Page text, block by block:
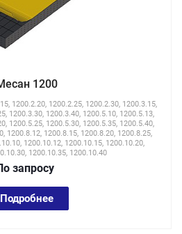
1200
1200.2.20, 1200.2.25, 1200.2.30, 1200.3.15,
1200.3.30, 1200.3.40, 1200.5.10, 1200.5.13,
1200.5.25, 1200.5.30, 1200.5.35, 1200.5.40,
1200.8.12, 1200.8.15, 1200.8.20, 1200.8.25,
1200.10.12, 1200.10.15, 1200.10.20,
1200.10.35, 1200.10.40
запросу
Подробнее